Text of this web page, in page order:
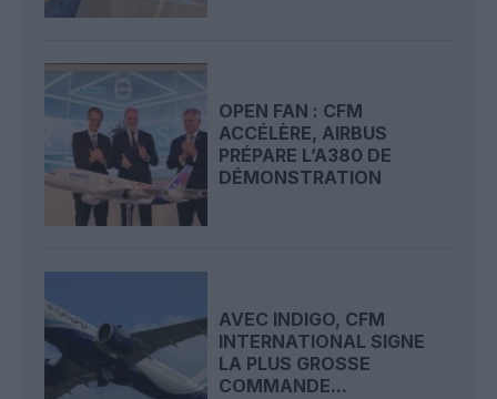
OPEN FAN : CFM
ACCÉLÈRE, AIRBUS
PRÉPARE L’A380 DE
DÉMONSTRATION
AVEC INDIGO, CFM
INTERNATIONAL SIGNE
LA PLUS GROSSE
COMMANDE...